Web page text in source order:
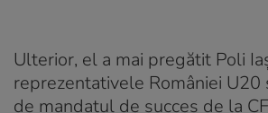
Ulterior, el a mai pregătit Poli
reprezentativele României U20
de mandatul de succes de la